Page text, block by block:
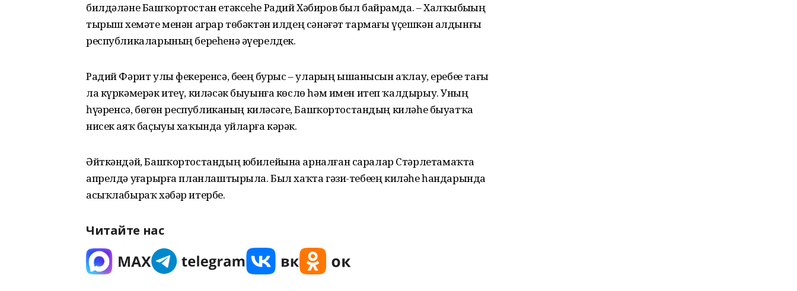
билдәләне Башҡортостан етәксеһе Радий Хәбиров был байрамда. – Халҡыбыҙҙың
тырыш хеҙмәте менән аграр төбәктән илдең сәнәғәт тармағы үҫешкән алдынғы
республикаларының береһенә әүерелдек.
Радий Фәрит улы фекеренсә, беҙҙең бурыс – уларҙың ышанысын аҡлау, еребеҙҙе тағы
ла күркәмерәк итеү, киләсәк быуынға көслө һәм имен итеп ҡалдырыу. Уның
һүҙҙәренсә, бөгөн республиканың киләсәге, Башҡортостандың киләһе быуатҡа
нисек аяҡ баҫыуы хаҡында уйларға кәрәк.
Әйткәндәй, Башҡортостандың юбилейына арналған саралар Стәрлетамаҡта
апрелдә уҙғарырға планлаштырыла. Был хаҡта гәзи-тебеҙҙең киләһе һандарында
асыҡлабыраҡ хәбәр итербеҙ.
Читайте нас